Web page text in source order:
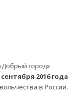
город»
сентября 2016 года
в России.